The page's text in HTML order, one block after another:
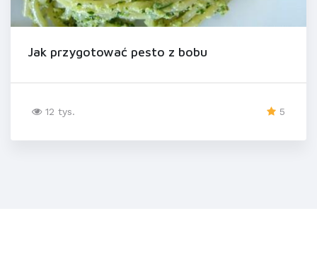
Jak przygotować pesto z bobu
12 tys. 5